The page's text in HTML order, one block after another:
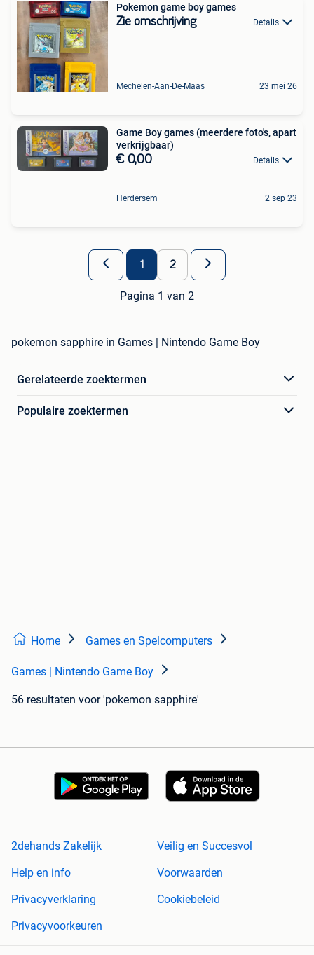
Pokemon game boy games
Zie omschrijving Details
Mechelen-Aan-De-Maas 23 mei 26
Game Boy games (meerdere foto's, apart
verkrijgbaar)
€ 0,00 Details
Herdersem 2 sep 23
1 2
Pagina 1 van 2
pokemon sapphire in Games | Nintendo Game Boy
Gerelateerde zoektermen
Populaire zoektermen
Home Games en Spelcomputers
Games | Nintendo Game Boy
56 resultaten voor 'pokemon sapphire'
2dehands Zakelijk
Veilig en Succesvol
Help en info
Voorwaarden
Privacyverklaring
Cookiebeleid
Privacyvoorkeuren